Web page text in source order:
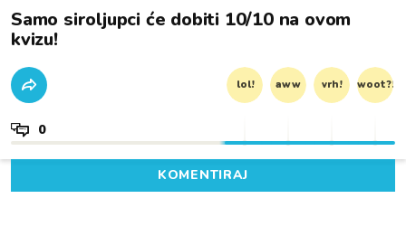
Samo siroljupci će dobiti 10/10 na ovom
kvizu!
lol! aww vrh! woot?!
0
KOMENTIRAJ